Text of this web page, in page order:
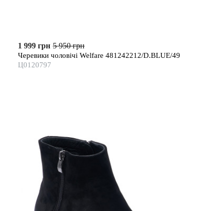
1 999 грн 5 950 грн
Черевики чоловічі Welfare 481242212/D.BLUE/49
Ц0120797